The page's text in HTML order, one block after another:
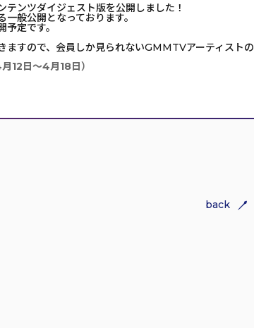
テンツダイジェスト版を公開しました！
般公開となっております。
定です。
ますので、会員しか見られないGMMTVアーティストの
12日〜4月18日）
back